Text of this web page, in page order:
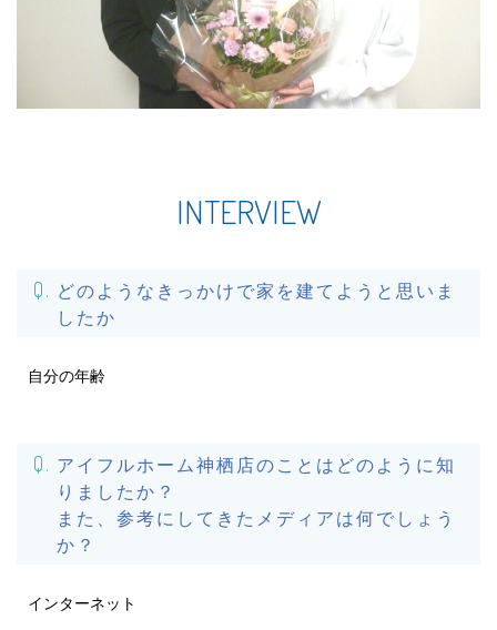
INTERVIEW
どのようなきっかけで家を建てようと思いま
したか
自分の年齢
アイフルホーム神栖店のことはどのように知
りましたか？
また、参考にしてきたメディアは何でしょう
か？
インターネット